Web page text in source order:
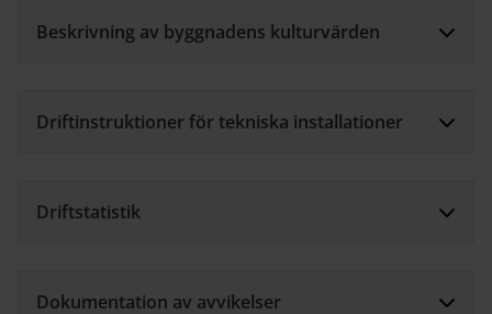
Beskrivning av byggnadens kulturvärden
Driftinstruktioner för tekniska installationer
Driftstatistik
Dokumentation av avvikelser